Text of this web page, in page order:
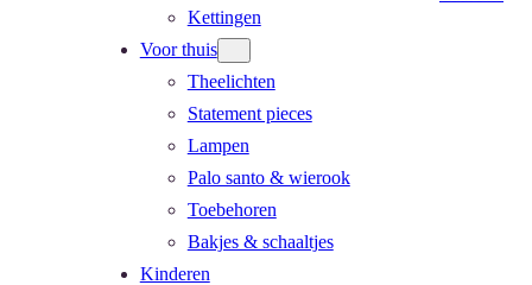
Kettingen
Voor thuis
Theelichten
Statement pieces
Lampen
Palo santo & wierook
Toebehoren
Bakjes & schaaltjes
Kinderen